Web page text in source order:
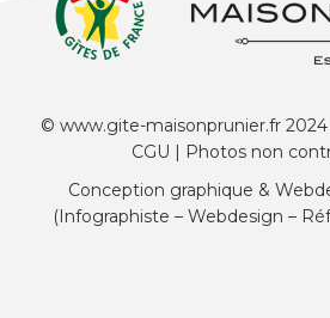
© www.gite-maisonprunier.fr 2024
CGU | Photos non
Conception graphique &
(Infographiste – Webdesign –